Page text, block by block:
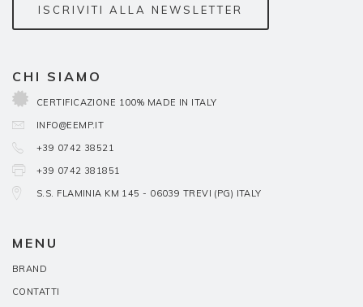
ISCRIVITI ALLA NEWSLETTER
CHI SIAMO
CERTIFICAZIONE 100% MADE IN ITALY
INFO@EEMP.IT
+39 0742 38521
+39 0742 381851
S.S. FLAMINIA KM 145 - 06039 TREVI (PG) ITALY
MENU
BRAND
CONTATTI